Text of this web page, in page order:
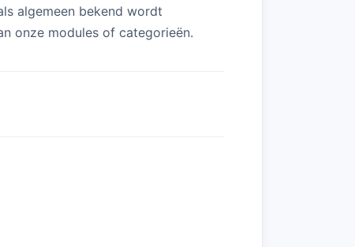
algemeen bekend wordt
onze modules of categorieën.